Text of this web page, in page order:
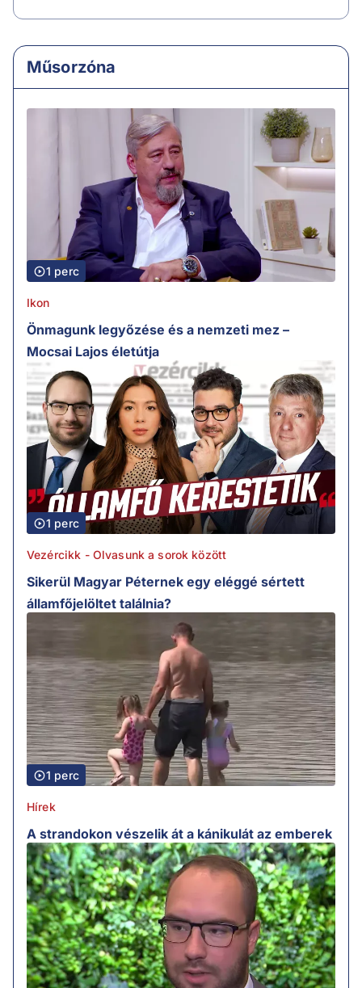
Műsorzóna
1 perc
Ikon
Önmagunk legyőzése és a nemzeti mez –
Mocsai Lajos életútja
1 perc
Vezércikk - Olvasunk a sorok között
Sikerül Magyar Péternek egy eléggé sértett
államfőjelöltet találnia?
1 perc
Hírek
A strandokon vészelik át a kánikulát az emberek